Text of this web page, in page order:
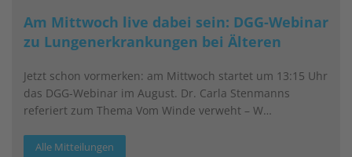
Am Mittwoch live dabei sein: DGG-Webinar
zu Lungenerkrankungen bei Älteren
Jetzt schon vormerken: am Mittwoch startet um 13:15 Uhr
das DGG-Webinar im August. Dr. Carla Stenmanns
referiert zum Thema Vom Winde verweht – W…
Alle Mitteilungen